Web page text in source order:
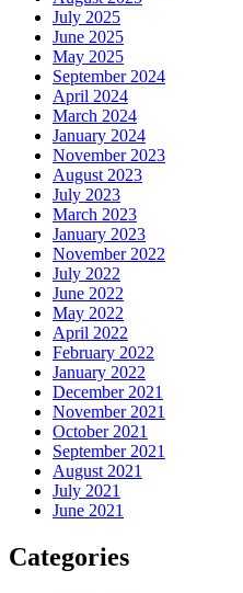
July 2025
June 2025
May 2025
September 2024
April 2024
March 2024
January 2024
November 2023
August 2023
July 2023
March 2023
January 2023
November 2022
July 2022
June 2022
May 2022
April 2022
February 2022
January 2022
December 2021
November 2021
October 2021
September 2021
August 2021
July 2021
June 2021
Categories